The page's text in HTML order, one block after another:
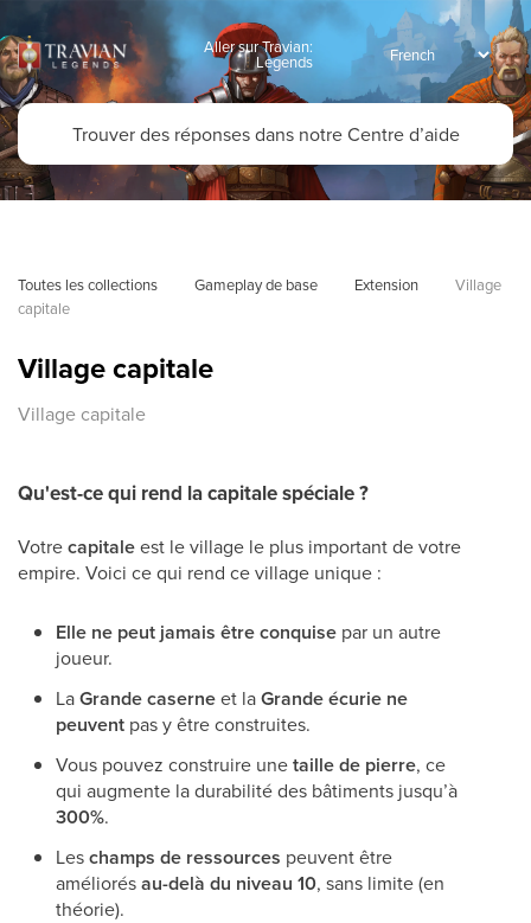
Aller sur Travian:
Legends
Toutes les collections Gameplay de base Extension
Village
capitale
Village capitale
Village capitale
Qu'est-ce qui rend la capitale spéciale ?
Votrecapitaleest le village le plus important de votre
empire. Voici ce qui rend ce village unique :
Elle ne peut jamais être conquise par un autre
joueur.
LaGrande caserneet laGrande écurie ne
peuvent pas y être construites.
Vous pouvez construire unetaille de pierre, ce
qui augmente la durabilité des bâtiments jusqu’à
300%.
Leschamps de ressources peuvent être
améliorésau-delà du niveau 10, sans limite (en
théorie).